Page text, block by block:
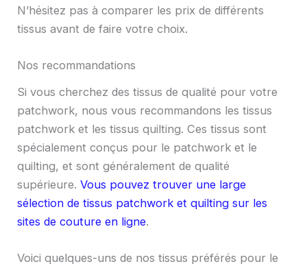
N’hésitez pas à comparer les prix de différents
tissus avant de faire votre choix.
Nos recommandations
Si vous cherchez des tissus de qualité pour votre
patchwork, nous vous recommandons les tissus
patchwork et les tissus quilting. Ces tissus sont
spécialement conçus pour le patchwork et le
quilting, et sont généralement de qualité
supérieure. Vous pouvez trouver une large
sélection de tissus patchwork et quilting sur les
sites de couture en ligne.
Voici quelques-uns de nos tissus préférés pour le